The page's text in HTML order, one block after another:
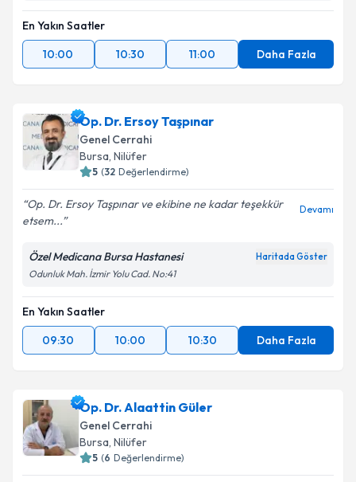
En Yakın Saatler
10:00
10:30 11:00 Daha Fazla
Op. Dr. Ersoy Taşpınar
Genel Cerrahi
Bursa, Nilüfer
5 (32 Değerlendirme)
Op. Dr. Ersoy Taşpınar ve ekibine ne kadar teşekkür
etsem...
Devamı
Özel Medicana Bursa Hastanesi Haritada Göster
Odunluk Mah. İzmir Yolu Cad. No:41
En Yakın Saatler
09:30
10:00 10:30 Daha Fazla
Op. Dr. Alaattin Güler
Genel Cerrahi
Bursa, Nilüfer
5 (6 Değerlendirme)